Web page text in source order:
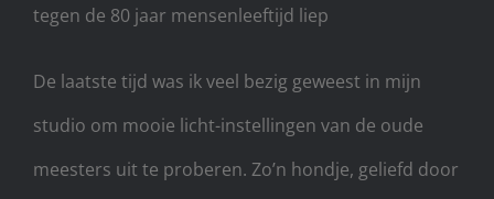
tegen de 80 jaar mensenleeftijd liep
De laatste tijd was ik veel bezig geweest in mijn
studio om mooie licht-instellingen van de oude
meesters uit te proberen. Zo’n hondje, geliefd door